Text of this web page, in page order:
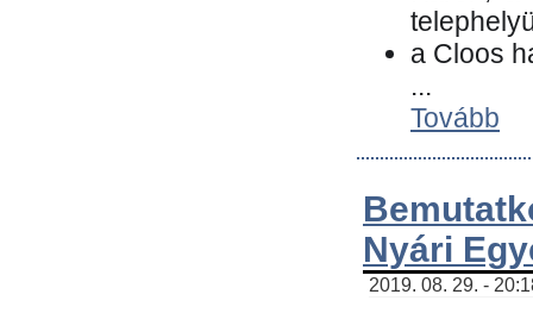
a Cloos
...
Tovább
Nyári
2019. 08. 29. -